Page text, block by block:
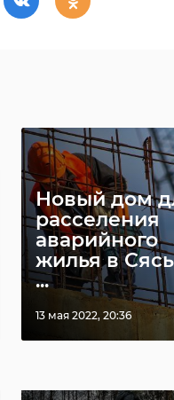
Новый дом
расселения
аварийного
жилья в
...
13 мая 2022, 20:36